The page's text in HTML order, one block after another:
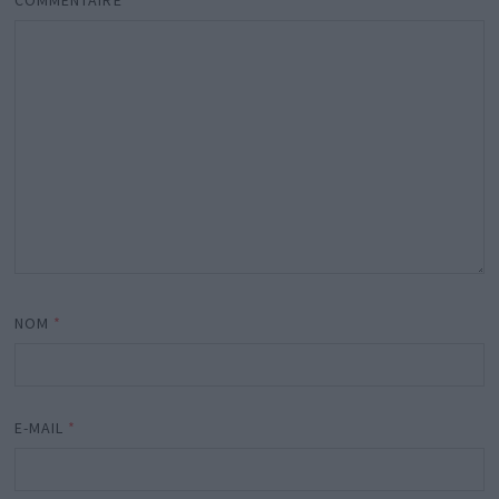
NOM *
E-MAIL *